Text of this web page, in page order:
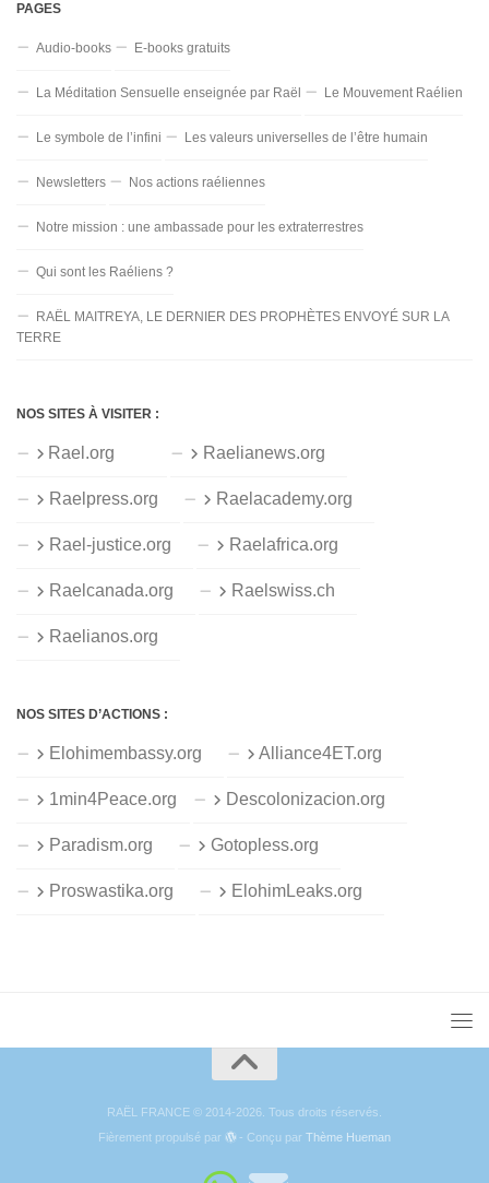
PAGES
Audio-books E-books gratuits
La Méditation Sensuelle enseignée par Raël Le Mouvement Raélien
Le symbole de l’infini Les valeurs universelles de l’être humain
Newsletters Nos actions raéliennes
Notre mission : une ambassade pour les extraterrestres
Qui sont les Raéliens ?
RAËL MAITREYA, LE DERNIER DES PROPHÈTES ENVOYÉ SUR LA
TERRE
NOS SITES À VISITER :
Rael.org Raelianews.org
Raelpress.org Raelacademy.org
Rael-justice.org Raelafrica.org
Raelcanada.org Raelswiss.ch
Raelianos.org
NOS SITES D’ACTIONS :
Elohimembassy.org Alliance4ET.org
1min4Peace.org Descolonizacion.org
Paradism.org Gotopless.org
Proswastika.org ElohimLeaks.org
RAËL FRANCE © 2014-2026. Tous droits réservés.
Fièrement propulsé par
- Conçu parThème Hueman